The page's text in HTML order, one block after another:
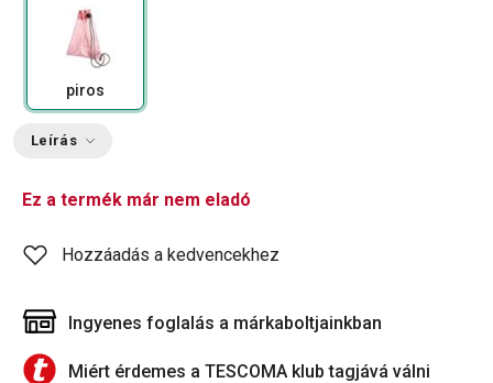
piros
Leírás
Ez a termék már nem eladó
Hozzáadás a kedvencekhez
Ingyenes foglalás a márkaboltjainkban
Miért érdemes a TESCOMA klub tagjává válni